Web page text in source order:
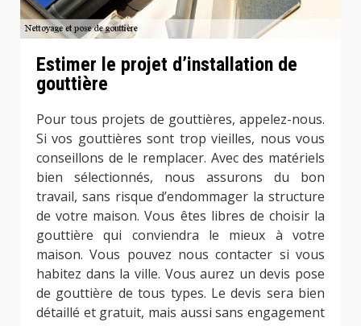
Estimer le projet d’installation de
gouttière
Pour tous projets de gouttières, appelez-nous.
Si vos gouttières sont trop vieilles, nous vous
conseillons de le remplacer. Avec des matériels
bien sélectionnés, nous assurons du bon
travail, sans risque d’endommager la structure
de votre maison. Vous êtes libres de choisir la
gouttière qui conviendra le mieux à votre
maison. Vous pouvez nous contacter si vous
habitez dans la ville. Vous aurez un devis pose
de gouttière de tous types. Le devis sera bien
détaillé et gratuit, mais aussi sans engagement